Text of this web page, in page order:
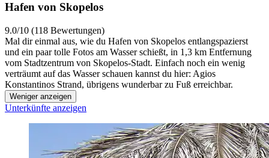
Hafen von Skopelos
9.0/10 (118 Bewertungen)
Mal dir einmal aus, wie du Hafen von Skopelos entlangspazierst
und ein paar tolle Fotos am Wasser schießt, in 1,3 km Entfernung
vom Stadtzentrum von Skopelos-Stadt. Einfach noch ein wenig
verträumt auf das Wasser schauen kannst du hier: Agios
Konstantinos Strand, übrigens wunderbar zu Fuß erreichbar.
Weniger anzeigen
Unterkünfte anzeigen